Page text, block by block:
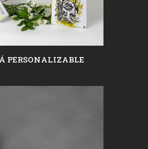
PERSONALIZABLE